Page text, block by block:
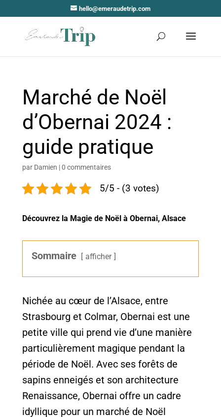
hello@emeraudetrip.com
Marché de Noël
d’Obernai 2024 :
guide pratique
par Damien |0 commentaires
5/5 - (3 votes)
Découvrez la Magie de Noël à Obernai, Alsace
Sommaire afficher
Nichée au cœur de l’Alsace, entre
Strasbourg et Colmar, Obernai est une
petite ville qui prend vie d’une manière
particulièrement magique pendant la
période de Noël. Avec ses forêts de
sapins enneigés et son architecture
Renaissance, Obernai offre un cadre
idyllique pour un marché de Noël